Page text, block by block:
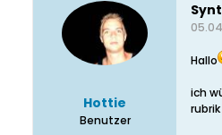
Hottie
Benutzer
Hallo
ich